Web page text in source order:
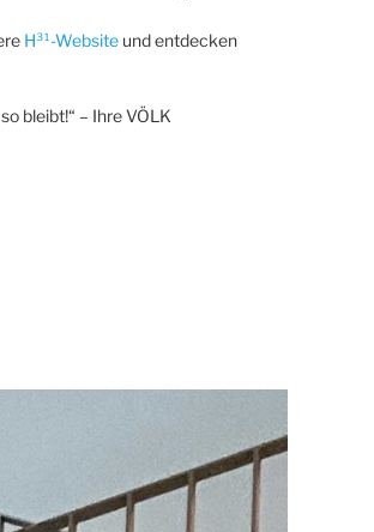
H³¹-Websiteund entdecken
bleibt!“ – Ihre VÖLK